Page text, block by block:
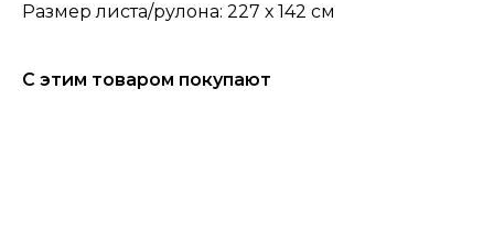
Размер листа/рулона: 227 х 142 см
С этим товаром покупают